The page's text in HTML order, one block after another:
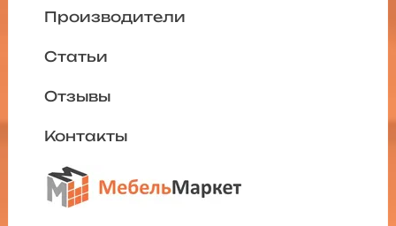
Производители
Статьи
Отзывы
Контакты